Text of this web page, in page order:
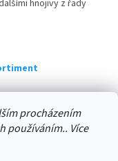
procházením
používáním.. Více
hnojivy z řady